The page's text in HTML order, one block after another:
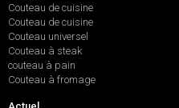
Couteau de cuisine
Couteau de cuisine
Couteau universel
Couteau à steak
couteau à pain
Couteau à fromage